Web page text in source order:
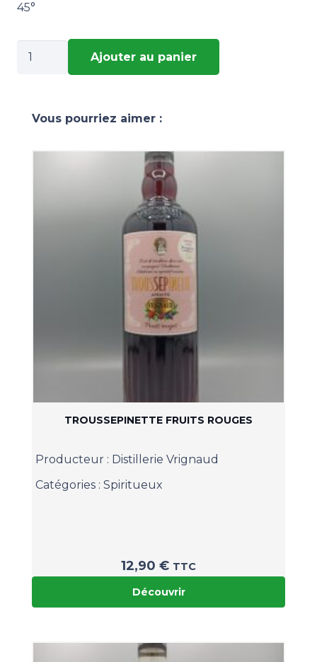
45°
quantité
Ajouter au panier
Vous pourriez aimer :
TROUSSEPINETTE FRUITS ROUGES
Producteur : Distillerie Vrignaud
Catégories : Spiritueux
12,90 € TTC
Découvrir